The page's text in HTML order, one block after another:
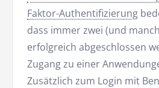
Faktor-Authentifizierung
dass immer zwei (und
erfolgreich abgeschlossen
Zugang zu einer
Zusätzlich zum Login mit